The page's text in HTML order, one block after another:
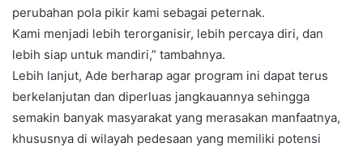
perubahan pola pikir kami sebagai peternak.
Kami menjadi lebih terorganisir, lebih percaya diri, dan
lebih siap untuk mandiri,” tambahnya.
Lebih lanjut, Ade berharap agar program ini dapat terus
berkelanjutan dan diperluas jangkauannya sehingga
semakin banyak masyarakat yang merasakan manfaatnya,
khususnya di wilayah pedesaan yang memiliki potensi